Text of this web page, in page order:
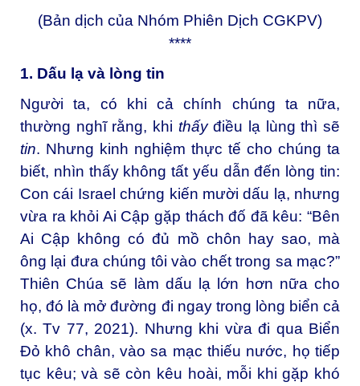
(Bản dịch của Nhóm Phiên Dịch CGKPV)
****
1. Dấu lạ và lòng tin
Người ta, có khi cả chính chúng ta nữa,
thường nghĩ rằng, khi thấyđiều lạ lùng thì sẽ
tin. Nhưng kinh nghiệm thực tế cho chúng ta
biết, nhìn thấy không tất yếu dẫn đến lòng tin:
Con cái Israel chứng kiến mười dấu lạ, nhưng
vừa ra khỏi Ai Cập gặp thách đố đã kêu: “Bên
Ai Cập không có đủ mồ chôn hay sao, mà
ông lại đưa chúng tôi vào chết trong sa mạc?”
Thiên Chúa sẽ làm dấu lạ lớn hơn nữa cho
họ, đó là mở đường đi ngay trong lòng biển cả
(x. Tv 77, 2021). Nhưng khi vừa đi qua Biển
Đỏ khô chân, vào sa mạc thiếu nước, họ tiếp
tục kêu; và sẽ còn kêu hoài, mỗi khi gặp khó